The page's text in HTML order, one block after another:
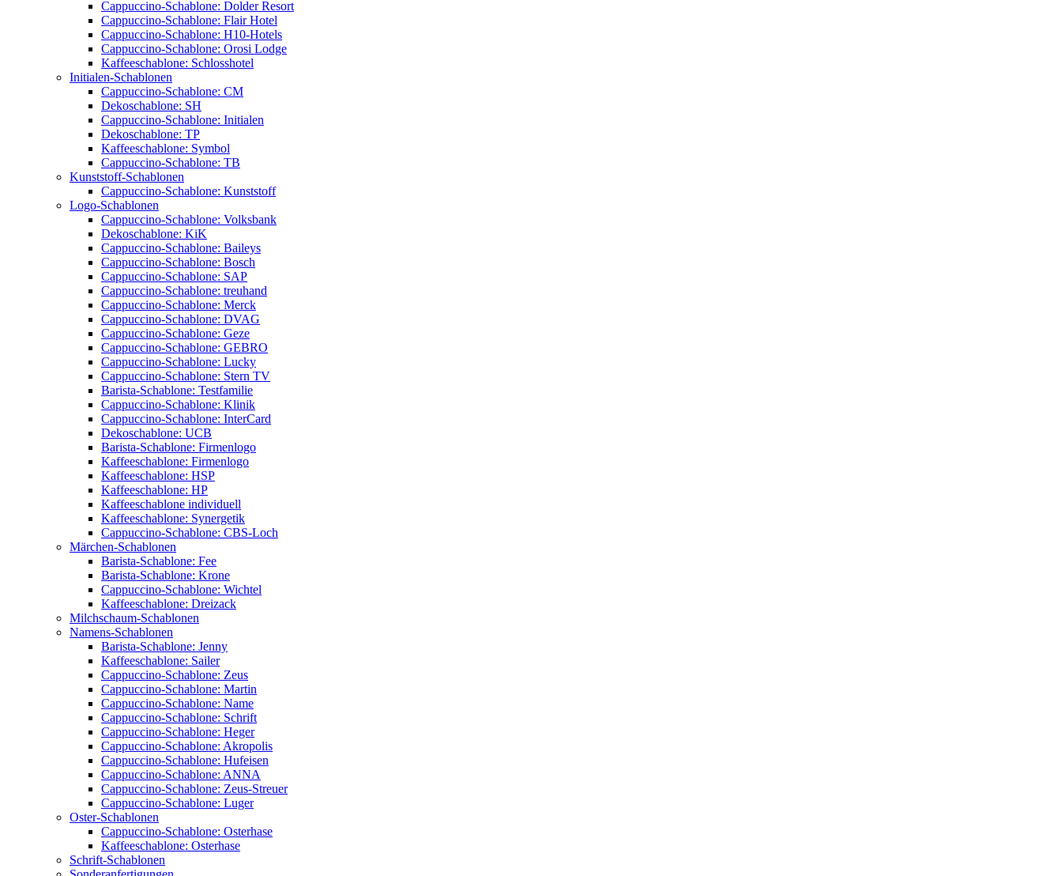
Cappuccino-Schablone: Dolder Resort
Cappuccino-Schablone: Flair Hotel
Cappuccino-Schablone: H10-Hotels
Cappuccino-Schablone: Orosi Lodge
Kaffeeschablone: Schlosshotel
Initialen-Schablonen
Cappuccino-Schablone: CM
Dekoschablone: SH
Cappuccino-Schablone: Initialen
Dekoschablone: TP
Kaffeeschablone: Symbol
Cappuccino-Schablone: TB
Kunststoff-Schablonen
Cappuccino-Schablone: Kunststoff
Logo-Schablonen
Cappuccino-Schablone: Volksbank
Dekoschablone: KiK
Cappuccino-Schablone: Baileys
Cappuccino-Schablone: Bosch
Cappuccino-Schablone: SAP
Cappuccino-Schablone: treuhand
Cappuccino-Schablone: Merck
Cappuccino-Schablone: DVAG
Cappuccino-Schablone: Geze
Cappuccino-Schablone: GEBRO
Cappuccino-Schablone: Lucky
Cappuccino-Schablone: Stern TV
Barista-Schablone: Testfamilie
Cappuccino-Schablone: Klinik
Cappuccino-Schablone: InterCard
Dekoschablone: UCB
Barista-Schablone: Firmenlogo
Kaffeeschablone: Firmenlogo
Kaffeeschablone: HSP
Kaffeeschablone: HP
Kaffeeschablone individuell
Kaffeeschablone: Synergetik
Cappuccino-Schablone: CBS-Loch
Märchen-Schablonen
Barista-Schablone: Fee
Barista-Schablone: Krone
Cappuccino-Schablone: Wichtel
Kaffeeschablone: Dreizack
Milchschaum-Schablonen
Namens-Schablonen
Barista-Schablone: Jenny
Kaffeeschablone: Sailer
Cappuccino-Schablone: Zeus
Cappuccino-Schablone: Martin
Cappuccino-Schablone: Name
Cappuccino-Schablone: Schrift
Cappuccino-Schablone: Heger
Cappuccino-Schablone: Akropolis
Cappuccino-Schablone: Hufeisen
Cappuccino-Schablone: ANNA
Cappuccino-Schablone: Zeus-Streuer
Cappuccino-Schablone: Luger
Oster-Schablonen
Cappuccino-Schablone: Osterhase
Kaffeeschablone: Osterhase
Schrift-Schablonen